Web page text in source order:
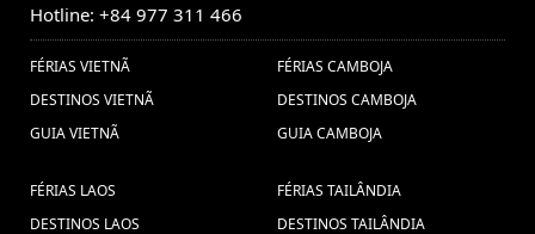
Hotline: +84 977 311 466
FÉRIAS VIETNÃ
DESTINOS VIETNÃ
GUIA VIETNÃ
FÉRIAS CAMBOJA
DESTINOS CAMBOJA
GUIA CAMBOJA
FÉRIAS LAOS
DESTINOS LAOS
FÉRIAS TAILÂNDIA
DESTINOS TAILÂNDIA